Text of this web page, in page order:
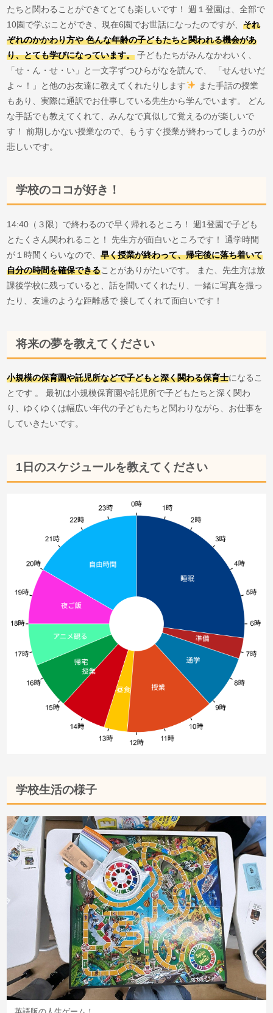
たちと関わることができてとても楽しいです！ 週１登園は、全部で
10園で学ぶことができ、現在6園でお世話になったのですが、それ
ぞれのかかわり方や 色んな年齢の子どもたちと関われる機会があ
り、とても学びになっています。 子どもたちがみんなかわいく、
「せ・ん・せ・い」と一文字ずつひらがなを読んで、 「せんせいだ
よ～！」と他のお友達に教えてくれたりします
また手話の授業
もあり、実際に通訳でお仕事している先生から学んでいます。 どん
な手話でも教えてくれて、みんなで真似して覚えるのが楽しいで
す！ 前期しかない授業なので、もうすぐ授業が終わってしまうのが
悲しいです。
学校のココが好き！
14:40（３限）で終わるので早く帰れるところ！ 週1登園で子ども
とたくさん関われること！ 先生方が面白いところです！ 通学時間
が１時間くらいなので、早く授業が終わって、帰宅後に落ち着いて
自分の時間を確保できることがありがたいです。 また、先生方は放
課後学校に残っていると、話を聞いてくれたり、一緒に写真を撮っ
たり、友達のような距離感で 接してくれて面白いです！
将来の夢を教えてください
小規模の保育園や託児所などで子どもと深く関わる保育士になるこ
とです 。 最初は小規模保育園や託児所で子どもたちと深く関わ
り、ゆくゆくは幅広い年代の子どもたちと関わりながら、お仕事を
していきたいです。
1日のスケジュールを教えてください
学校生活の様子